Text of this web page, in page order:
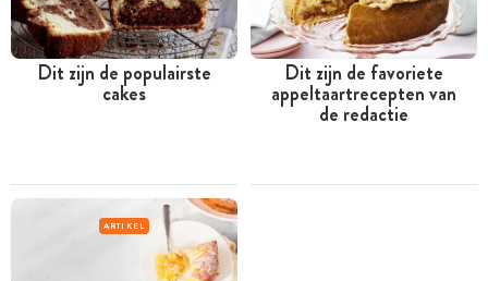
Dit zijn de populairste
cakes
Dit zijn de favoriete
appeltaartrecepten van
de redactie
ARTIKEL